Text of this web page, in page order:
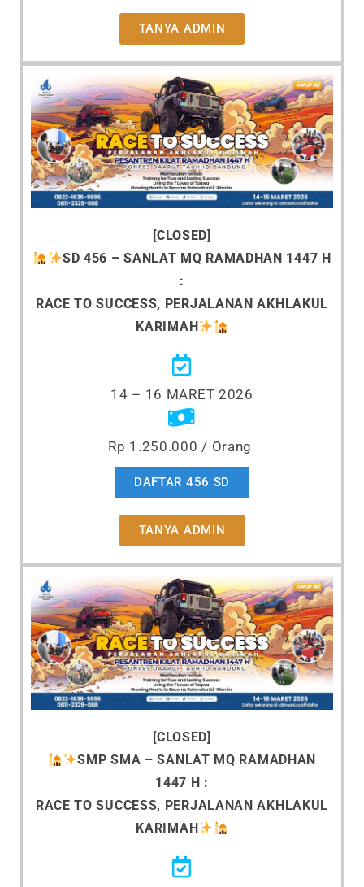
TANYA ADMIN
[CLOSED]
SD 456 –SANLAT MQ RAMADHAN 1447 H
:
RACE TO SUCCESS, PERJALANAN AKHLAKUL
KARIMAH
14 – 16 MARET 2026
Rp 1.250.000 / Orang
DAFTAR 456 SD
TANYA ADMIN
[CLOSED]
SMP SMA –SANLAT MQ RAMADHAN
1447 H :
RACE TO SUCCESS, PERJALANAN AKHLAKUL
KARIMAH